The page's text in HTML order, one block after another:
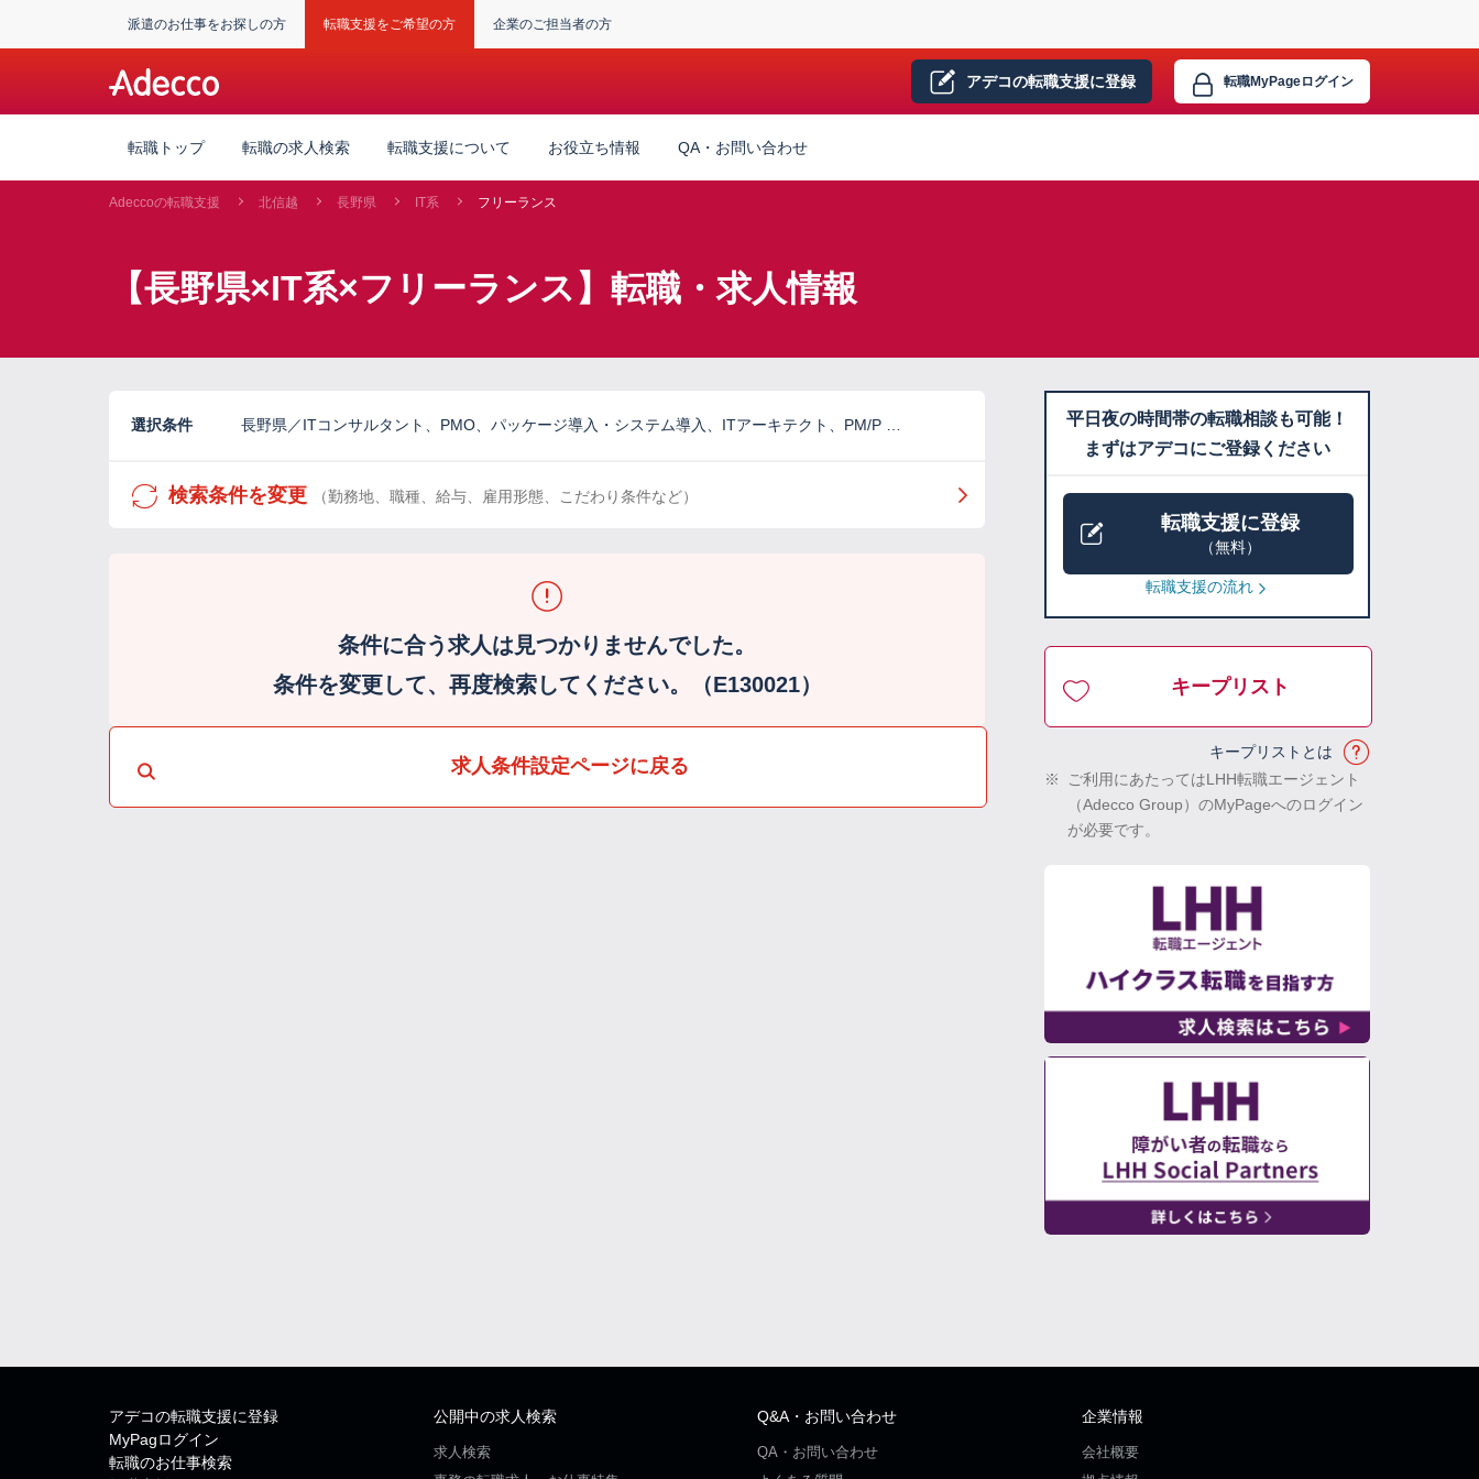
派遣のお仕事をお探しの方 転職支援をご希望の方 企業のご担当者の方
アデコの転職支援に登録 転職MyPageログイン
転職トップ 転職の求人検索 転職支援について お役立ち情報 QA・お問い合わせ
Adeccoの転職支援 北信越 長野県 IT系 フリーランス
【長野県×IT系×フリーランス】転職・求人情報
選択条件 長野県／ITコンサルタント、PMO、パッケージ導入・システム導入、ITアーキテクト、PM/P …
検索条件を変更 （勤務地、職種、給与、雇用形態、こだわり条件など）
条件に合う求人は見つかりませんでした。
条件を変更して、再度検索してください。（E130021）
求人条件設定ページに戻る
平日夜の時間帯の転職相談も可能！
まずはアデコにご登録ください
転職支援に登録
（無料）
転職支援の流れ
キープリスト
キープリストとは
※
ご利用にあたってはLHH転職エージェント
（Adecco Group）のMyPageへのログイン
が必要です。
アデコの転職支援に登録
MyPagログイン
転職のお仕事検索
公開中の求人検索
求人検索
Q&A・お問い合わせ
QA・お問い合わせ
企業情報
会社概要